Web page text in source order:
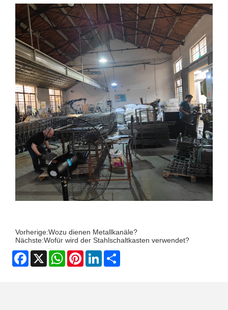
Vorherige:Wozu dienen Metallkanäle?
Nächste:Wofür wird der Stahlschaltkasten verwendet?
Facebook
X WhatsAppPinterestLinkedIn